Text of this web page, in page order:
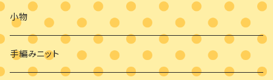
カバン
ポーチ
小物
手編みニット